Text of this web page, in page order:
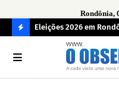
Rondônia,
O
Eleições 2026 em
deputado estadual,
completas